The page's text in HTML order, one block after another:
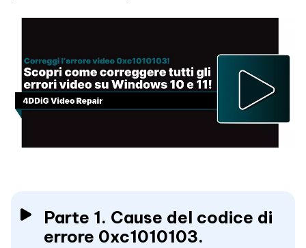
Parte 1. Cause del codice di
errore 0xc1010103.